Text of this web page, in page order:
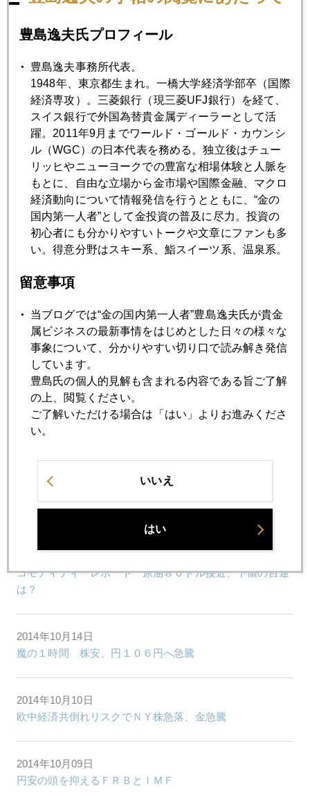
エボラ熱の影響でビール販売減の実例
2014年10月27日
米国、南アでの経験
2014年10月24日
個人投資家もヘッジファンドに勝てるワケ
2014年10月22日
日米欧中同時緩和で金１２５０ドル台
「ネギ贈答」に戸惑う米投資家たち
2014年10月20日
日米欧中同時緩和浮上の中期円高リスクに要注意
2014年10月17日
「４Ｅショック」に揺れる市場
コモディティーレポート 原油８０ドル接近、下値の目途
は？
2014年10月14日
魔の１時間 株安、円１０６円へ急騰
2014年10月10日
欧中経済共倒れリスクでＮＹ株急落、金急騰
2014年10月09日
円安の頭を抑えるＦＲＢとＩＭＦ
豊島逸夫氏プロフィール
豊島逸夫事務所代表。
1948年、東京都生まれ。一橋大学経済学部卒（国際
経済専攻）。三菱銀行（現三菱UFJ銀行）を経て、
スイス銀行で外国為替貴金属ディーラーとして活
躍。2011年9月までワールド・ゴールド・カウンシ
ル（WGC）の日本代表を務める。独立後はチュー
リッヒやニューヨークでの豊富な相場体験と人脈を
もとに、自由な立場から金市場や国際金融、マクロ
経済動向について情報発信を行うとともに、“金の
国内第一人者”として金投資の普及に尽力。投資の
初心者にも分かりやすいトークや文章にファンも多
い。得意分野はスキー系、鮨スイーツ系、温泉系。
留意事項
当ブログでは“金の国内第一人者”豊島逸夫氏が貴金
属ビジネスの最新事情をはじめとした日々の様々な
事象について、分かりやすい切り口で読み解き発信
しています。
豊島氏の個人的見解も含まれる内容である旨ご了解
の上、閲覧ください。
ご了解いただける場合は「はい」よりお進みくださ
い。
いいえ
はい